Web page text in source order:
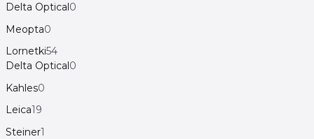
Delta Optical0
Meopta0
Lornetki54
Delta Optical0
Kahles0
Leica19
Steiner1